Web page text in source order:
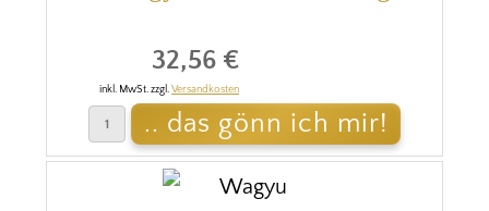
32,56 €
inkl. MwSt. zzgl.Versandkosten